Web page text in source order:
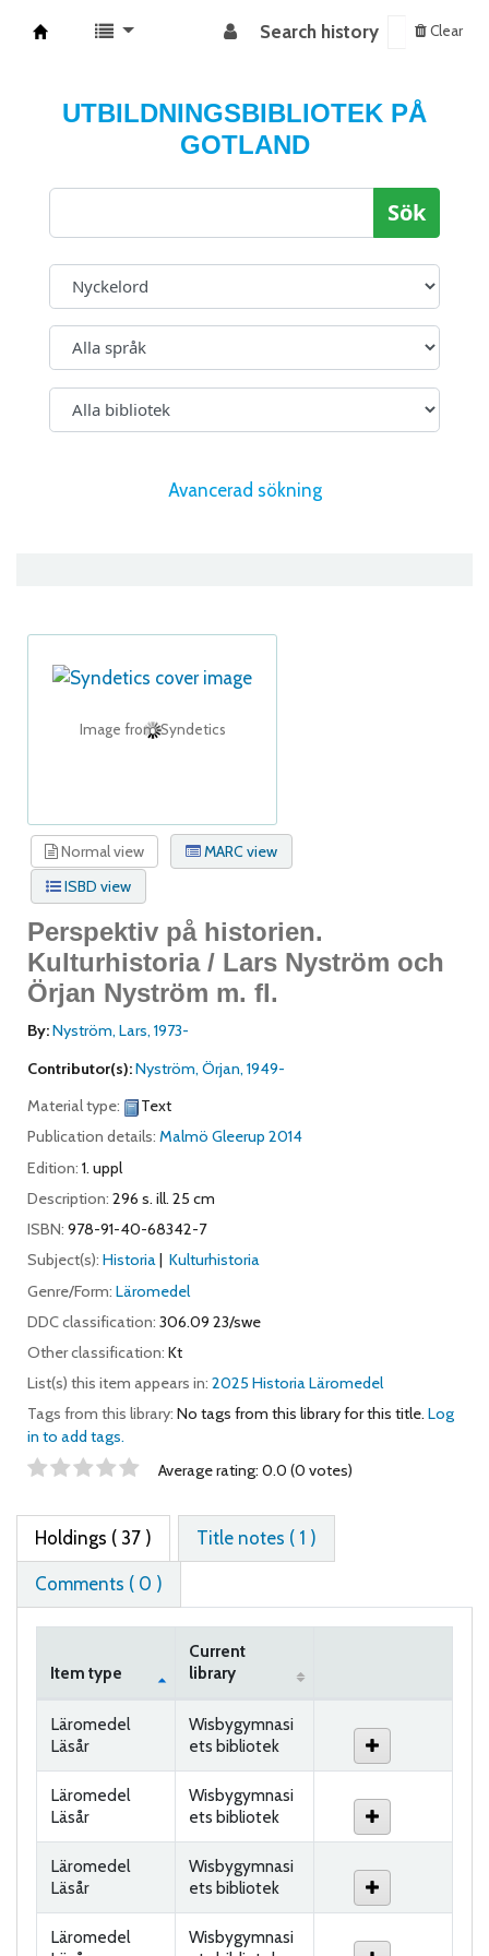
Search history Clear
UTBILDNINGSBIBLIOTEK PÅ
GOTLAND
Sök
Avancerad sökning
Image from Syndetics
Normal view
MARC view
ISBD view
Perspektiv på historien.
Kulturhistoria / Lars Nyström och
Örjan Nyström m. fl.
By:Nyström, Lars, 1973-
Contributor(s):Nyström, Örjan, 1949-
Material type:
Text
Publication details: Malmö Gleerup 2014
Edition: 1. uppl
Description: 296 s. ill. 25 cm
ISBN: 978-91-40-68342-7
Subject(s): Historia
Kulturhistoria
Genre/Form: Läromedel
DDC classification: 306.09 23/swe
Other classification: Kt
List(s) this item appears in: 2025 Historia Läromedel
Tags from this library: No tags from this library for this title. Log
in to add tags.
Star ratings Average rating: 0.0 (0 votes)
Holdings ( 37 ) Title notes ( 1 )
Comments ( 0 )
Item type
Current
library
Läromedel
Läsår
Wisbygymnasi
ets bibliotek
Läromedel
Läsår
Wisbygymnasi
ets bibliotek
Läromedel
Läsår
Wisbygymnasi
ets bibliotek
Läromedel
Wisbygymnasi